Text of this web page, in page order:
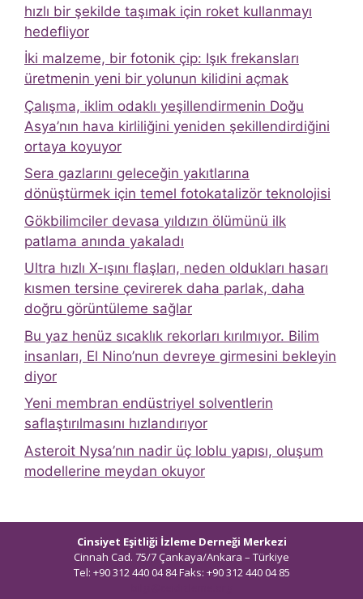
hızlı bir şekilde taşımak için roket kullanmayı
hedefliyor
İki malzeme, bir fotonik çip: Işık frekansları
üretmenin yeni bir yolunun kilidini açmak
Çalışma, iklim odaklı yeşillendirmenin Doğu
Asya’nın hava kirliliğini yeniden şekillendirdiğini
ortaya koyuyor
Sera gazlarını geleceğin yakıtlarına
dönüştürmek için temel fotokatalizör teknolojisi
Gökbilimciler devasa yıldızın ölümünü ilk
patlama anında yakaladı
Ultra hızlı X-ışını flaşları, neden oldukları hasarı
kısmen tersine çevirerek daha parlak, daha
doğru görüntüleme sağlar
Bu yaz henüz sıcaklık rekorları kırılmıyor. Bilim
insanları, El Nino’nun devreye girmesini bekleyin
diyor
Yeni membran endüstriyel solventlerin
saflaştırılmasını hızlandırıyor
Asteroit Nysa’nın nadir üç loblu yapısı, oluşum
modellerine meydan okuyor
Cinsiyet Eşitliği İzleme Derneği Merkezi
Cinnah Cad. 75/7 Çankaya/Ankara – Türkiye
Tel: +90 312 440 04 84 Faks: +90 312 440 04 85